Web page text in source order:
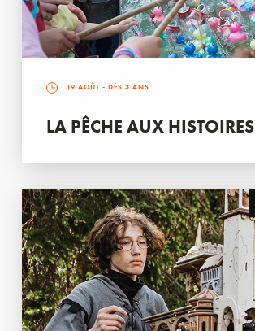
19 AOÛT - DÈS 3 ANS
LA PÊCHE AUX HISTOIRES